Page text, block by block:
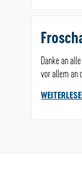
Danke an
vor allem an